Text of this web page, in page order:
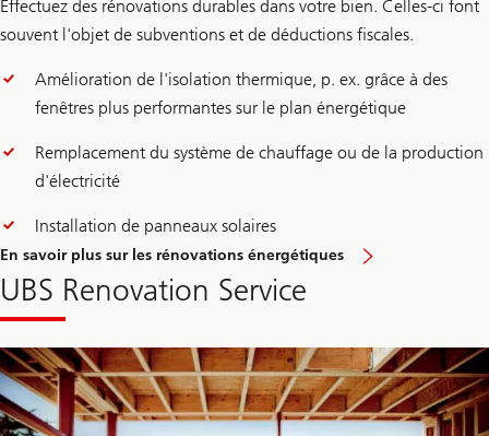
Effectuez des rénovations durables dans votre bien. Celles-ci font
souvent l'objet de subventions et de déductions fiscales.
Amélioration de l'isolation thermique, p. ex. grâce à des
fenêtres plus performantes sur le plan énergétique
Remplacement du système de chauffage ou de la production
d'électricité
Installation de panneaux solaires
En savoir plus sur les rénovations énergétiques
UBS Renovation Service